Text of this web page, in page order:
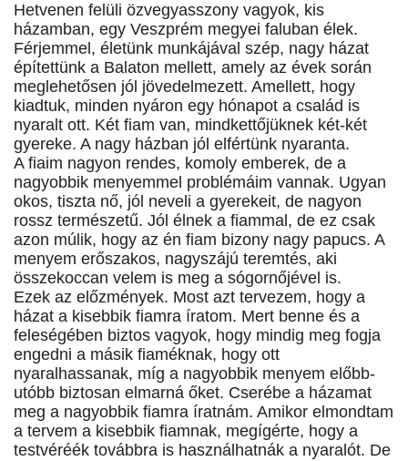
Hetvenen felüli özvegyasszony vagyok, kis
házamban, egy Veszprém megyei faluban élek.
Férjemmel, életünk munkájával szép, nagy házat
építettünk a Balaton mellett, amely az évek során
meglehetősen jól jövedelmezett. Amellett, hogy
kiadtuk, minden nyáron egy hónapot a család is
nyaralt ott. Két fiam van, mindkettőjüknek két-két
gyereke. A nagy házban jól elfértünk nyaranta.
A fiaim nagyon rendes, komoly emberek, de a
nagyobbik menyemmel problémáim vannak. Ugyan
okos, tiszta nő, jól neveli a gyerekeit, de nagyon
rossz természetű. Jól élnek a fiammal, de ez csak
azon múlik, hogy az én fiam bizony nagy papucs. A
menyem erőszakos, nagyszájú teremtés, aki
összekoccan velem is meg a sógornőjével is.
Ezek az előzmények. Most azt tervezem, hogy a
házat a kisebbik fiamra íratom. Mert benne és a
feleségében biztos vagyok, hogy mindig meg fogja
engedni a másik fiaméknak, hogy ott
nyaralhassanak, míg a nagyobbik menyem előbb-
utóbb biztosan elmarná őket. Cserébe a házamat
meg a nagyobbik fiamra íratnám. Amikor elmondtam
a tervem a kisebbik fiamnak, megígérte, hogy a
testvéréék továbbra is használhatnák a nyaralót. De